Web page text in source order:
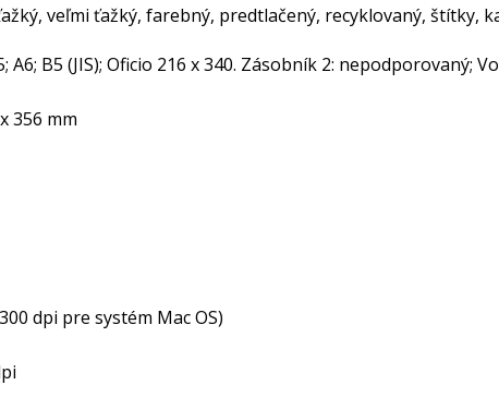
veľmi ťažký, farebný, predtlačený, recyklovaný, štítky,
A6; B5 (JIS); Oficio 216 x 340. Zásobník 2:
356 mm
dpi pre systém Mac OS)